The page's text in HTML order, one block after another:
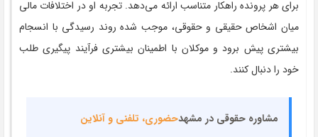
برای هر پرونده راهکار متناسب ارائه می‌دهد. تجربه او در اختلافات مالی
میان اشخاص حقیقی و حقوقی، موجب شده روند رسیدگی با انسجام
بیشتری پیش برود و موکلان با اطمینان بیشتری فرآیند پیگیری طلب
خود را دنبال کنند.
مشاوره حقوقی در مشهدحضوری، تلفنی و آنلاین